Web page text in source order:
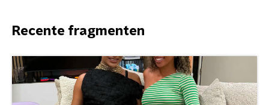
Recente fragmenten